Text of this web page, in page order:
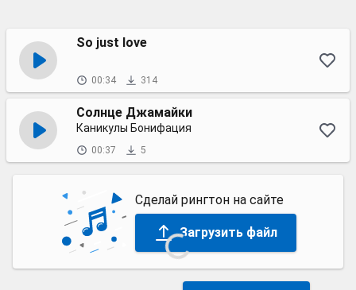
So just love
00:34 314
Солнце Джамайки
Каникулы Бонифация
00:37 5
Сделай рингтон на сайте
Загрузить файл